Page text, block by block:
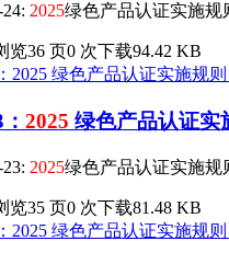
2025绿色产品认证实施规
览36 页0 次下载94.42 KB
2025 绿色产品认证实
2025绿色产品认证实施规
览35 页0 次下载81.48 KB